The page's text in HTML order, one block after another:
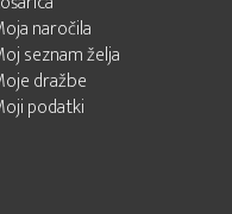
naročila
seznam želja
dražbe
podatki